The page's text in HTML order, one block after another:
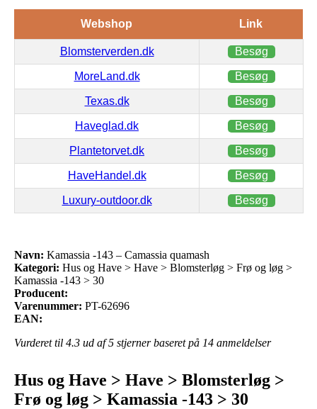
Webshop Link
Blomsterverden.dk Besøg
MoreLand.dk Besøg
Texas.dk Besøg
Haveglad.dk Besøg
Plantetorvet.dk Besøg
HaveHandel.dk Besøg
Luxury-outdoor.dk Besøg
Navn: Kamassia -143 – Camassia quamash
Kategori: Hus og Have > Have > Blomsterløg > Frø og løg >
Kamassia -143 > 30
Producent:
Varenummer: PT-62696
EAN:
Vurderet til 4.3 ud af 5 stjerner baseret på 14 anmeldelser
Hus og Have > Have > Blomsterløg >
Frø og løg > Kamassia -143 > 30